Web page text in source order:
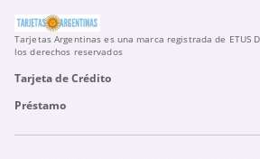
Tarjetas Argentinas es una marca registrada de ETUS
los derechos reservados
Tarjeta de Crédito
Préstamo